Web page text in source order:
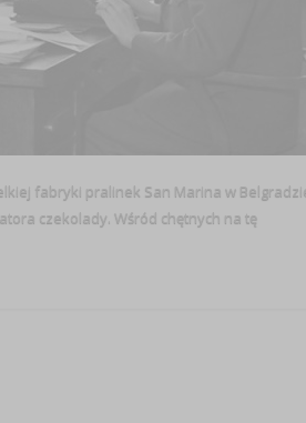
fabryki pralinek San Marina w
czekolady. Wśród chętnych na tę